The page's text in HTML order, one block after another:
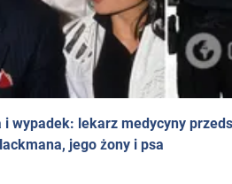
wypadek: lekarz medycyny
jego żony i psa